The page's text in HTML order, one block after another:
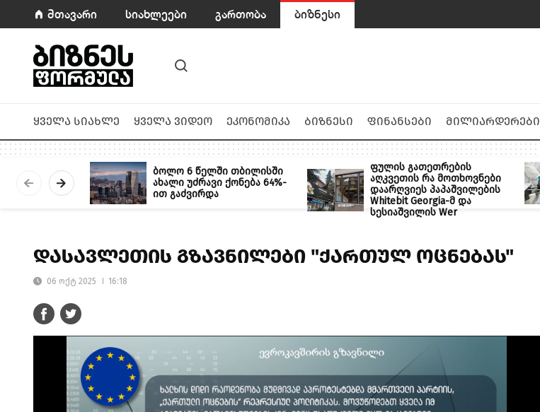
მთავარი სიახლეები გართობა ბიზნესი
ყველა სიახლე ყველა ვიდეო ეკონომიკა ბიზნესი ფინანსები მილიარდერები
ბოლო 6 წელში თბილისში
ახალი უძრავი ქონება 64%-
ით გაძვირდა
ფულის გათეთრების
აღკვეთის რა მოთხოვნები
დაარღვიეს პაპაშვილების
Whitebit Georgia-მ და
სესიაშვილის Wer
დასავლეთის გზავნილები "ქართულ ოცნებას"
06 ოქტ 2025 16:18